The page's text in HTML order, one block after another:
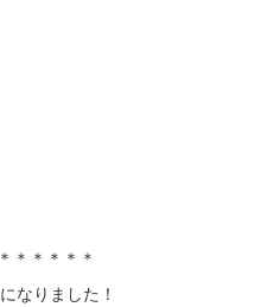
＊＊＊＊＊
なりました！